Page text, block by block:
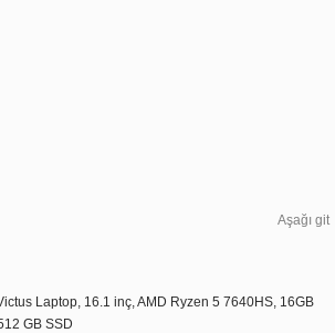
Aşağı git
Laptop, 16.1 inç, AMD Ryzen 5 7640HS, 16GB
GB SSD